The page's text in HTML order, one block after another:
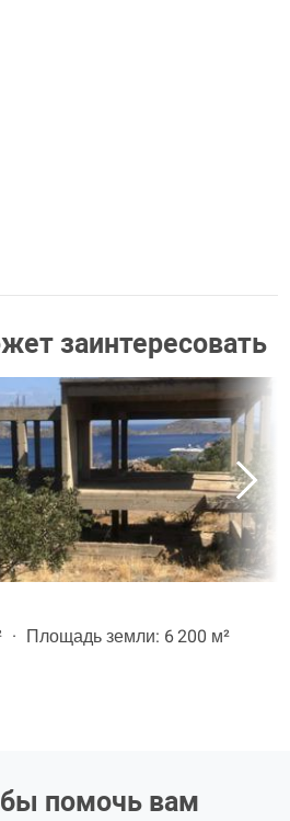
заинтересовать
Площадь земли: 6 200 м²
помочь вам